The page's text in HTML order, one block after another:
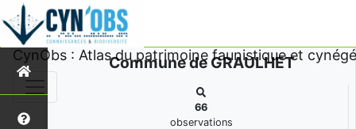
CynObs : Atlas du patrimoine faunistique et
Commune de GRAULHET
66
observations